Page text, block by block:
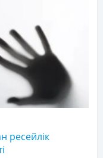
ресейлік